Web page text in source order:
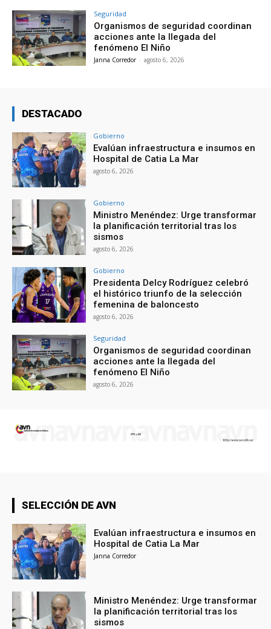
Seguridad
Organismos de seguridad coordinan
acciones ante la llegada del
fenómeno El Niño
Janna Corredor - agosto 6, 2026
DESTACADO
Gobierno
Evalúan infraestructura e insumos en
Hospital de Catia La Mar
agosto 6, 2026
Gobierno
Ministro Menéndez: Urge transformar
la planificación territorial tras los
sismos
agosto 6, 2026
Gobierno
Presidenta Delcy Rodríguez celebró
el histórico triunfo de la selección
femenina de baloncesto
agosto 6, 2026
Seguridad
Organismos de seguridad coordinan
acciones ante la llegada del
fenómeno El Niño
agosto 6, 2026
SELECCIÓN DE AVN
Evalúan infraestructura e insumos en
Hospital de Catia La Mar
Janna Corredor
Ministro Menéndez: Urge transformar
la planificación territorial tras los
sismos